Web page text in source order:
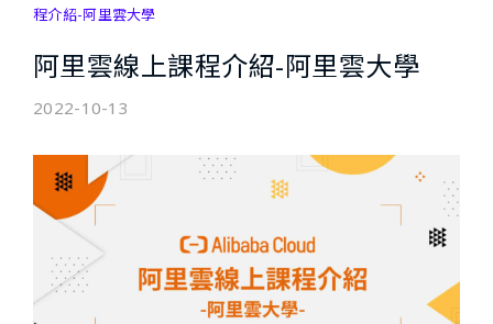
程介紹-阿里雲大學
阿里雲線上課程介紹-阿里雲大學
2022-10-13